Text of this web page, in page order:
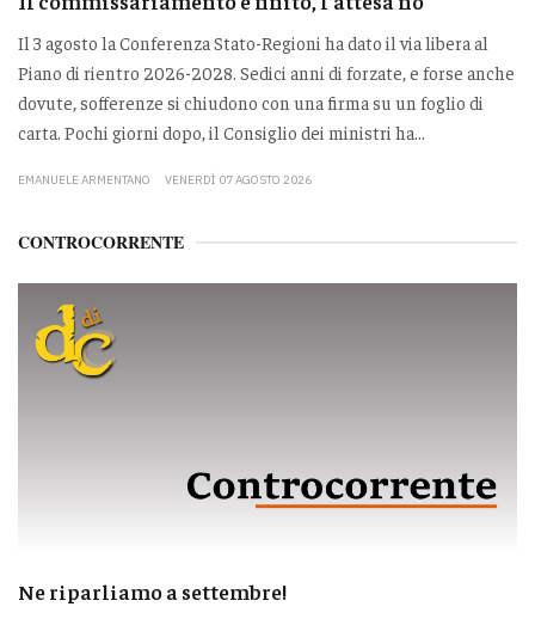
Il 3 agosto la Conferenza Stato-Regioni ha dato il via libera al
Piano di rientro 2026-2028. Sedici anni di forzate, e forse anche
dovute, sofferenze si chiudono con una firma su un foglio di
carta. Pochi giorni dopo, il Consiglio dei ministri ha...
EMANUELE ARMENTANO VENERDÌ 07 AGOSTO 2026
CONTROCORRENTE
Ne riparliamo a settembre!